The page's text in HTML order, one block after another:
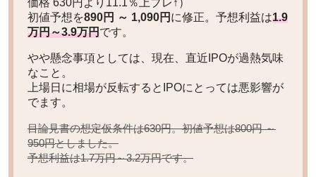
価格 630円より11.1％上ブレ↑）
初値予想を890円 ～ 1,090円 に修正。予想利益は1.9
万円～3.9万円です。
やや懸念事項としては、現在、直近IPOが過熱気味
なこと。
上場日に相場が反転するとIPOにとっては悪影響が
でます。
目論見書の想定仮条件は630円。初値予想は800円 ～
950円としました。
予想利益は1.7万円～3.2万円です。